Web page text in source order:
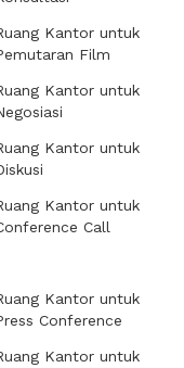
Kantor untuk
Film
Kantor untuk
Kantor untuk
Kantor untuk
Call
Kantor untuk
Conference
Kantor untuk